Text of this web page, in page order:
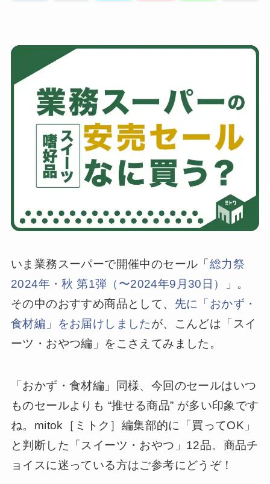
いま業務スーパーで開催中のセール「総力祭
2024年・秋 第1弾（〜2024年9月30日）
」。
その中のおすすめ商品として、 先に「おかず・
食材編」をお届けしましたが、こんどは「スイ
ーツ・おやつ編」をこさえてみました。
「おかず・食材編」同様、今回のセールはいつ
ものセールよりも “推せる商品” が多い印象です
ね。mitok［ミトク］編集部的に「買ってOK」
と判断した「スイーツ・おやつ」12品。商品チ
ョイスに迷っている方はご参考にどうぞ！